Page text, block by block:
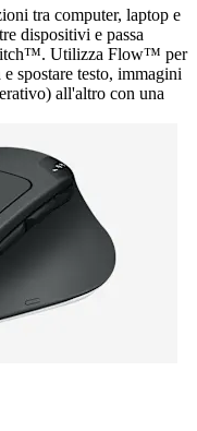
tra computer, laptop e
dispositivi e passa
Utilizza Flow™ per
spostare testo, immagini
all'altro con una